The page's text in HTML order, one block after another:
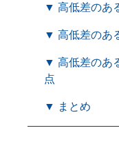
▼ 高低差のあ
▼ 高低差のあ
▼ 高低差のあ
点
▼ まとめ